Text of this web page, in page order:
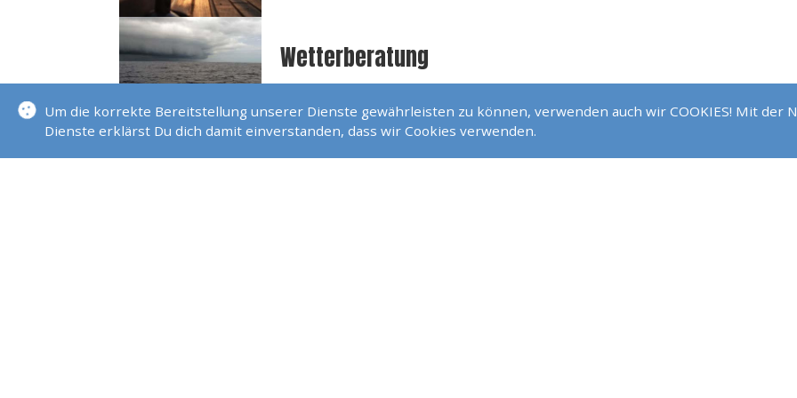
Wetterberatung
Yacht Überführungen
Um die korrekte Bereitstellung unserer Dienste gewährleisten zu können, verwenden auch wir COOKIES! Mit der
Dienste erklärst Du dich damit einverstanden, dass wir Cookies verwenden.